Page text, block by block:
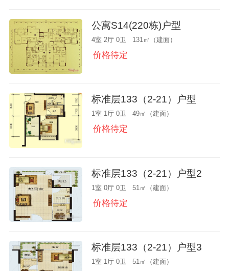
公寓S14(220栋)户型
4室 2厅 0卫 131㎡（建面）
价格待定
标准层133（2-21）户型
1室 1厅 0卫 49㎡（建面）
价格待定
标准层133（2-21）户型2
1室 0厅 0卫 51㎡（建面）
价格待定
标准层133（2-21）户型3
1室 1厅 0卫 51㎡（建面）